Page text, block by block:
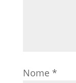
Nome *